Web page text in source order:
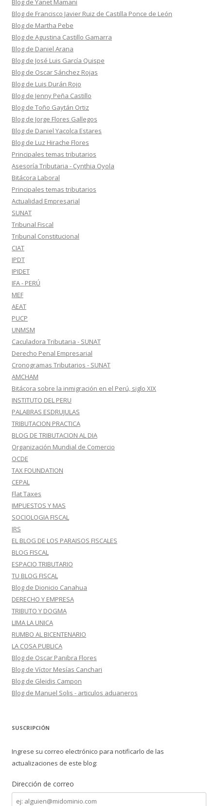
Blog de Yanet Mamani
Blog de Francisco Javier Ruiz de Castilla Ponce de León
Blog de Martha Pebe
Blog de Agustina Castillo Gamarra
Blog de Daniel Arana
Blog de José Luis García Quispe
Blog de Oscar Sánchez Rojas
Blog de Luis Durán Rojo
Blog de Jenny Peña Castillo
Blog de Toño Gaytán Ortiz
Blog de Jorge Flores Gallegos
Blog de Daniel Yacolca Estares
Blog de Luz Hirache Flores
Principales temas tributarios
Asesoría Tributaria - Cynthia Oyola
Bitácora Laboral
Principales temas tributarios
Actualidad Empresarial
SUNAT
Tribunal Fiscal
Tribunal Constitucional
CIAT
IPDT
IPIDET
IFA - PERÚ
MEF
AEAT
PUCP
UNMSM
Caculadora Tributaria - SUNAT
Derecho Penal Empresarial
Cronogramas Tributarios - SUNAT
AMCHAM
Bitácora sobre la inmigración en el Perú, siglo XIX
INSTITUTO DEL PERU
PALABRAS ESDRUJULAS
TRIBUTACION PRACTICA
BLOG DE TRIBUTACION AL DIA
Organización Mundial de Comercio
OCDE
TAX FOUNDATION
CEPAL
Flat Taxes
IMPUESTOS Y MAS
SOCIOLOGIA FISCAL
IRS
EL BLOG DE LOS PARAISOS FISCALES
BLOG FISCAL
ESPACIO TRIBUTARIO
TU BLOG FISCAL
Blog de Dionicio Canahua
DERECHO Y EMPRESA
TRIBUTO Y DOGMA
LIMA LA UNICA
RUMBO AL BICENTENARIO
LA COSA PUBLICA
Blog de Oscar Panibra Flores
Blog de Víctor Mesías Canchari
Blog de Gleidis Campon
Blog de Manuel Solis - articulos aduaneros
SUSCRIPCIÓN
Ingrese su correo electrónico para notificarlo de las
actualizaciones de este blog:
Dirección de correo
Dirección
de